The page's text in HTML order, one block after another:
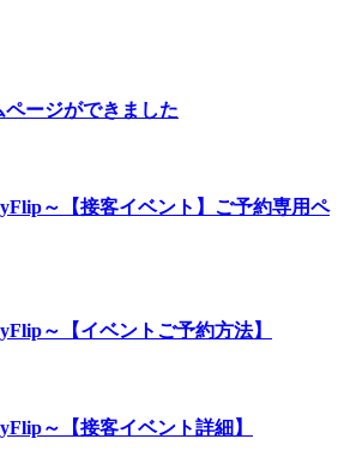
ページができました
～【接客イベント】ご予約専用ペ
～【イベントご予約方法】
～【接客イベント詳細】